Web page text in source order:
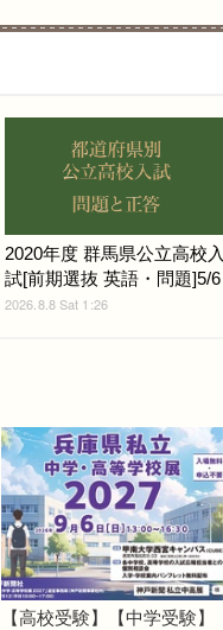
2020年度 群馬県公立高校入
試[前期選抜 英語・問題]5/6
2026.8.8 Sat 1:26
【高校受験】【中学受験】